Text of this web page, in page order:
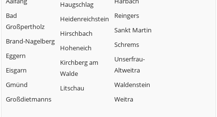
Bad
Großpertholz
Brand-Nagelberg
Eggern
Eisgarn
Gmünd
Großdietmanns
Haugschlag
Heidenreichstein
Hirschbach
Hoheneich
Kirchberg am
Walde
Litschau
Reingers
Sankt Martin
Schrems
Unserfrau-
Altweitra
Waldenstein
Weitra